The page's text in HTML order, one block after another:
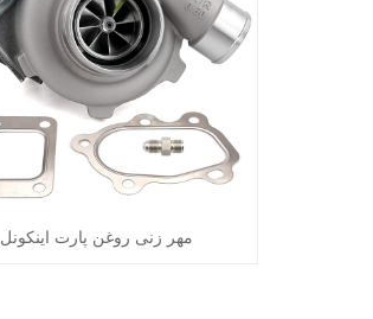
مهر زنی روغن پارت اینکونل